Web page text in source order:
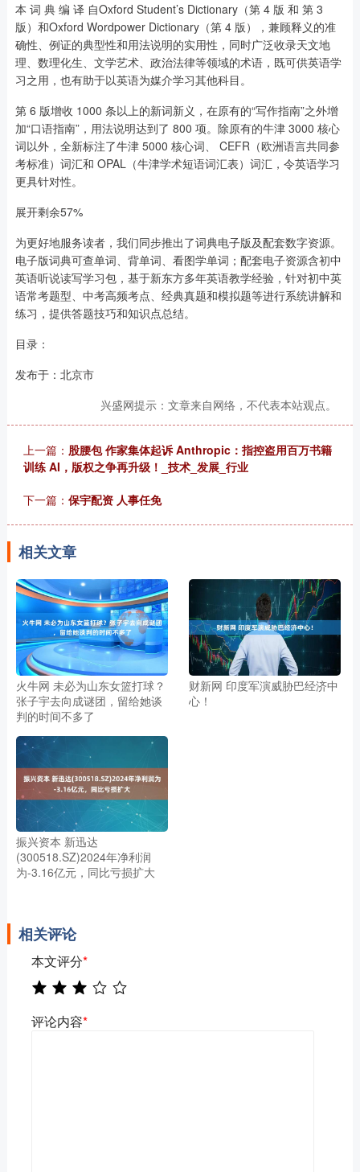
本 词 典 编 译 自Oxford Student’s Dictionary（第 4 版 和 第 3
版）和Oxford Wordpower Dictionary（第 4 版），兼顾释义的准
确性、例证的典型性和用法说明的实用性，同时广泛收录天文地
理、数理化生、文学艺术、政治法律等领域的术语，既可供英语学
习之用，也有助于以英语为媒介学习其他科目。
第 6 版增收 1000 条以上的新词新义，在原有的“写作指南”之外增
加“口语指南”，用法说明达到了 800 项。除原有的牛津 3000 核心
词以外，全新标注了牛津 5000 核心词、 CEFR（欧洲语言共同参
考标准）词汇和 OPAL（牛津学术短语词汇表）词汇，令英语学习
更具针对性。
展开剩余57%
为更好地服务读者，我们同步推出了词典电子版及配套数字资源。
电子版词典可查单词、背单词、看图学单词；配套电子资源含初中
英语听说读写学习包，基于新东方多年英语教学经验，针对初中英
语常考题型、中考高频考点、经典真题和模拟题等进行系统讲解和
练习，提供答题技巧和知识点总结。
目录：
发布于：北京市
兴盛网提示：文章来自网络，不代表本站观点。
上一篇： 股腰包 作家集体起诉 Anthropic：指控盗用百万书籍
训练 AI，版权之争再升级！_技术_发展_行业
下一篇： 保宇配资 人事任免
相关文章
火牛网 未必为山东女篮打球？
张子宇去向成谜团，留给她谈
判的时间不多了
财新网 印度军演威胁巴经济中
心！
振兴资本 新迅达
(300518.SZ)2024年净利润
为-3.16亿元，同比亏损扩大
相关评论
本文评分*
评论内容*